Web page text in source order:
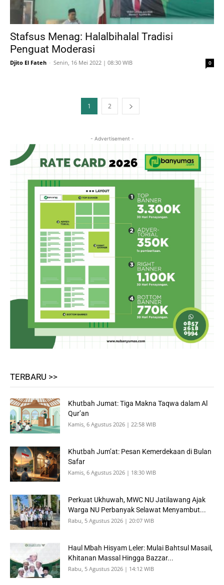
Stafsus Menag: Halalbihalal Tradisi
Penguat Moderasi
Djito El Fateh - Senin, 16 Mei 2022 | 08:30 WIB 0
1 2
- Advertisement -
TERBARU >>
Khutbah Jumat: Tiga Makna Taqwa dalam Al
Qur’an
Kamis, 6 Agustus 2026 | 22:58 WIB
Khutbah Jum’at: Pesan Kemerdekaan di Bulan
Safar
Kamis, 6 Agustus 2026 | 18:30 WIB
Perkuat Ukhuwah, MWC NU Jatilawang Ajak
Warga NU Perbanyak Selawat Menyambut...
Rabu, 5 Agustus 2026 | 20:07 WIB
Haul Mbah Hisyam Leler: Mulai Bahtsul Masail,
Khitanan Massal Hingga Bazzar...
Rabu, 5 Agustus 2026 | 14:12 WIB